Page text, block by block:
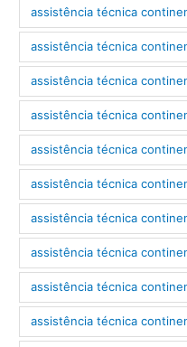
assistência técnica
assistência técnica
assistência técnica
assistência técnica
assistência técnica
assistência técnica
assistência técnica
assistência técnica
assistência técnica
assistência técnica